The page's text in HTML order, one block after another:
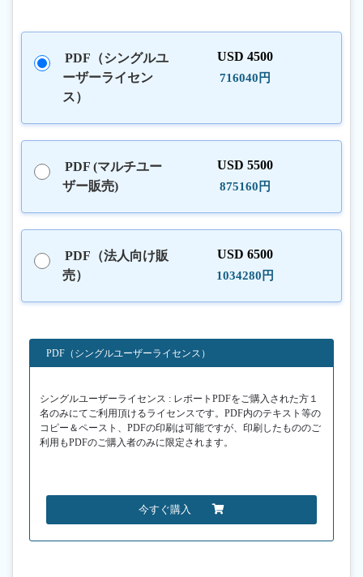
PDF（シングルユ
ーザーライセン
ス）
USD 4500
716040円
PDF (マルチユー
ザー販売)
USD 5500
875160円
PDF（法人向け販
売）
USD 6500
1034280円
PDF（シングルユーザーライセンス）
シングルユーザーライセンス : レポートPDFをご購入された方１
名のみにてご利用頂けるライセンスです。PDF内のテキスト等の
コピー＆ペースト、PDFの印刷は可能ですが、印刷したもののご
利用もPDFのご購入者のみに限定されます。
今すぐ購入